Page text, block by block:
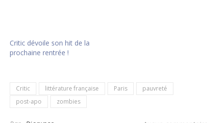
Critic dévoile son hit de la
prochaine rentrée !
Critic littérature française Paris
pauvreté
post-apo
zombies